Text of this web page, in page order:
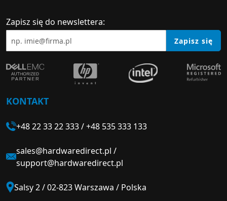
Zapisz się do newslettera:
Zapisz się
KONTAKT
+48 22 33 22 333/+48 535 333 133
sales@hardwaredirect.pl /
support@hardwaredirect.pl
Salsy 2 / 02-823 Warszawa / Polska